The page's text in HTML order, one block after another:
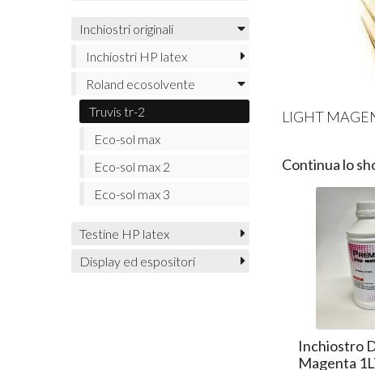
LIGHT
Continua lo
Inchiostro
Magenta
Inchiostri originali
Inchiostri HP latex
Roland ecosolvente
Truvis tr-2
Eco-sol max
Eco-sol max 2
Eco-sol max 3
Testine HP latex
Display ed espositori